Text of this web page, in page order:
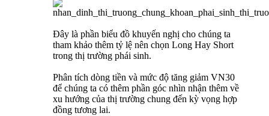
Đây là phần biểu đồ khuyến nghị cho chúng ta
tham khảo thêm tỷ lệ nên chọn Long Hay Short
trong thị trường phái sinh.
Phân tích dòng tiền và mức độ tăng giảm VN30
để chúng ta có thêm phần góc nhìn nhận thêm về
xu hướng của thị trường chung đến kỳ vọng hợp
đồng tương lai.